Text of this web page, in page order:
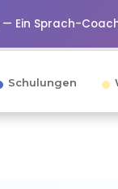
— Ein Sprach-
Schulungen